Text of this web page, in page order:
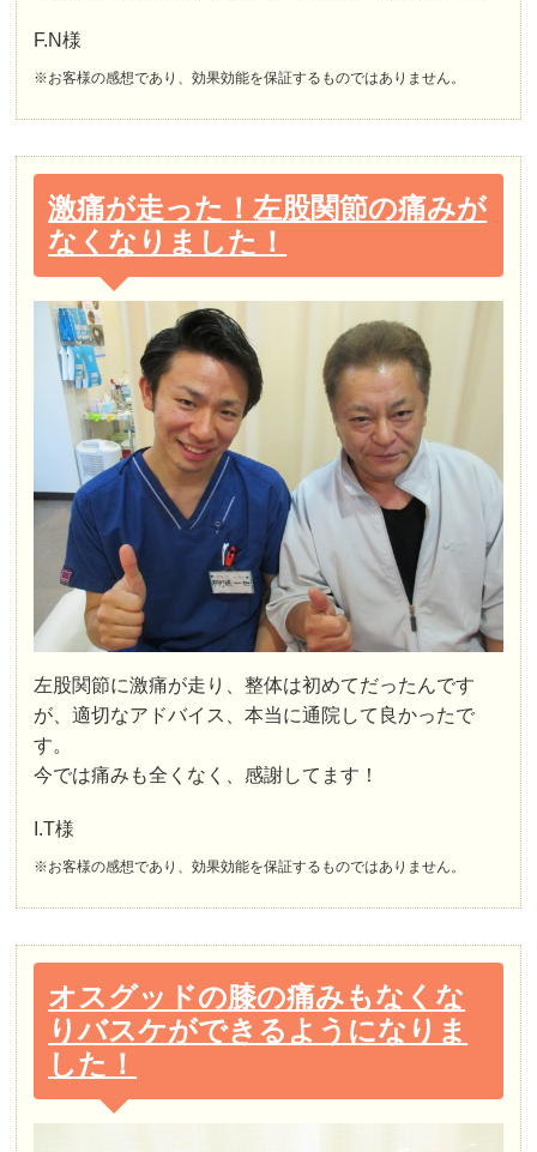
F.N様
※お客様の感想であり、効果効能を保証するものではありません。
激痛が走った！左股関節の痛みが
なくなりました！
左股関節に激痛が走り、整体は初めてだったんです
が、適切なアドバイス、本当に通院して良かったで
す。
今では痛みも全くなく、感謝してます！
I.T様
※お客様の感想であり、効果効能を保証するものではありません。
オスグッドの膝の痛みもなくな
りバスケができるようになりま
した！